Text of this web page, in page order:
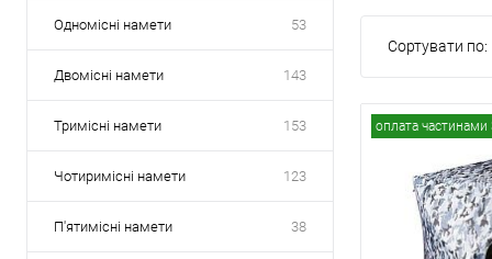
Одномісні намети 53
Двомісні намети 143
Тримісні намети 153
Чотиримісні намети 123
П'ятимісні намети 38
Сортувати по:
оплата частинами